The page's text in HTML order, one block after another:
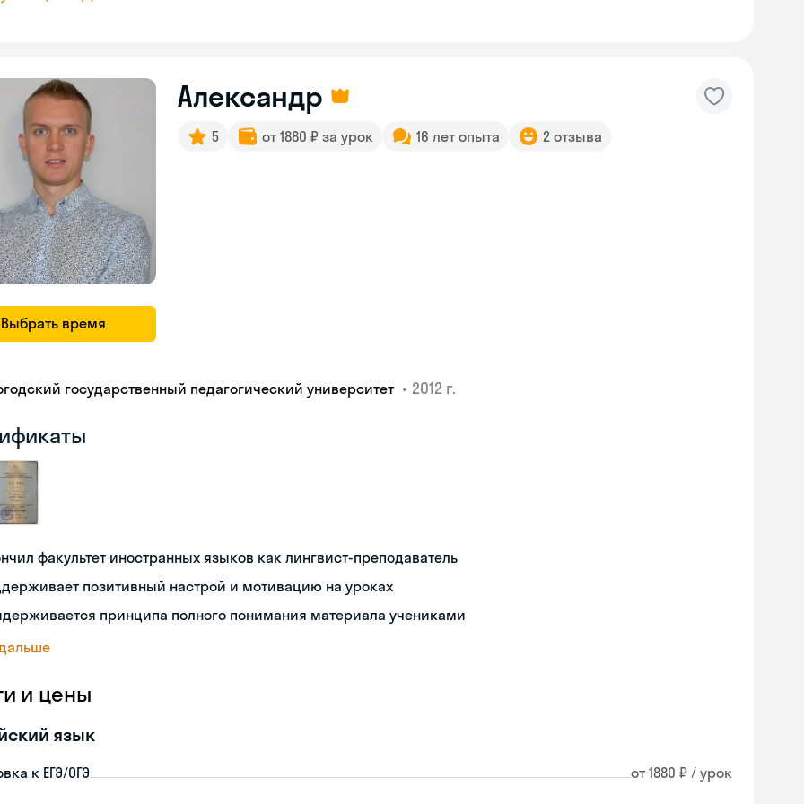
Выбрать время
Александр
5 от 1880 ₽ за урок 16 лет опыта 2 отзыва
государственный педагогический университет • 2012 г.
факультет иностранных языков как лингвист-преподаватель
позитивный настрой и мотивацию на уроках
принципа полного понимания материала учениками
и цены
язык
к ЕГЭ/ОГЭ от 1880 ₽ / урок
Skyeng Chat